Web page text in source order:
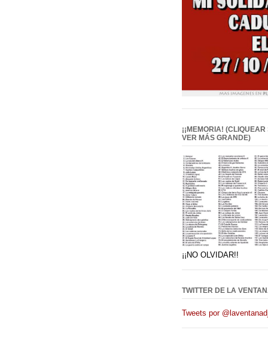
¡¡MEMORIA!
VER MÁS GRANDE)
¡¡NO OLVIDAR!!
TWITTER DE LA
Tweets por